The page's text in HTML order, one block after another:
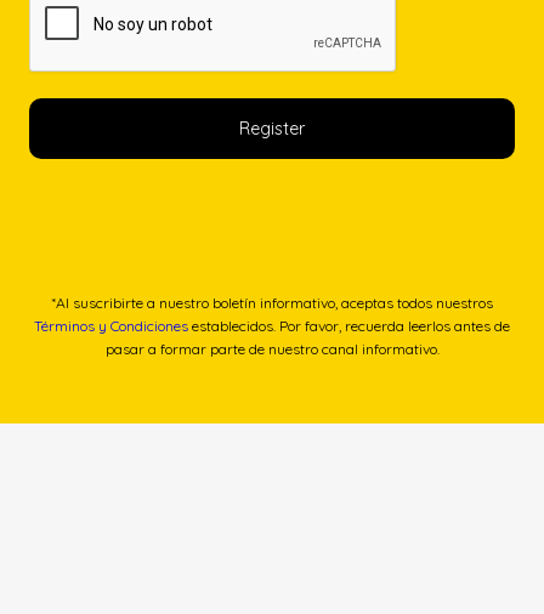
*Al suscribirte a nuestro boletín informativo, aceptas todos nuestros
Términos y Condiciones establecidos. Por favor, recuerda leerlos antes de
pasar a formar parte de nuestro canal informativo.